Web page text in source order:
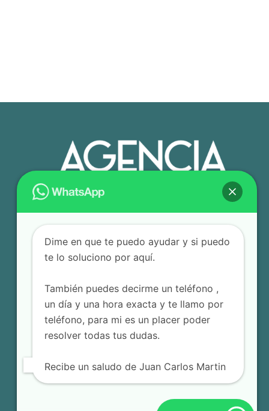
Dime en que te puedo ayudar y si puedo
te lo soluciono por aquí.
También puedes decirme un teléfono ,
un día y una hora exacta y te llamo por
teléfono, para mi es un placer poder
resolver todas tus dudas.
Recibe un saludo de Juan Carlos Martin